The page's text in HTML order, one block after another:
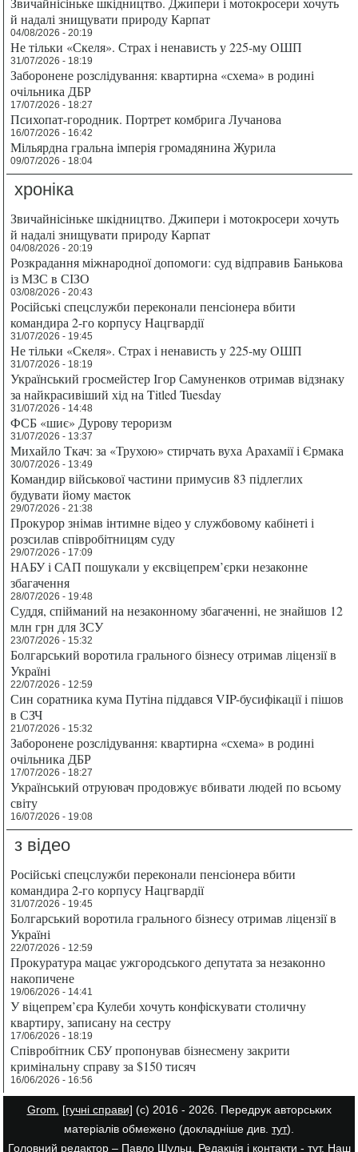
й надалі знищувати природу Карпат
04/08/2026 - 20:19
Не тільки «Скеля». Страх і ненависть у 225-му ОШП
31/07/2026 - 18:19
Заборонене розслідування: квартирна «схема» в родині
очільника ДБР
17/07/2026 - 18:27
Психопат-городник. Портрет комбрига Лучанова
16/07/2026 - 16:42
Мільярдна гральна імперія громадянина Журила
09/07/2026 - 18:04
хроніка
Звичайнісіньке шкідництво. Джипери і мотокросери хочуть
й надалі знищувати природу Карпат
04/08/2026 - 20:19
Розкрадання міжнародної допомоги: суд відправив Банькова
із МЗС в СІЗО
03/08/2026 - 20:43
Російські спецслужби переконали пенсіонера вбити
командира 2-го корпусу Нацгвардії
31/07/2026 - 19:45
Не тільки «Скеля». Страх і ненависть у 225-му ОШП
31/07/2026 - 18:19
Український гросмейстер Ігор Самуненков отримав відзнаку
за найкрасивіший хід на Titled Tuesday
31/07/2026 - 14:48
ФСБ «шиє» Дурову тероризм
31/07/2026 - 13:37
Михайло Ткач: за «Трухою» стирчать вуха Арахамії і Єрмака
30/07/2026 - 13:49
Командир військової частини примусив 83 підлеглих
будувати йому маєток
29/07/2026 - 21:38
Прокурор знімав інтимне відео у службовому кабінеті і
розсилав співробітницям суду
29/07/2026 - 17:09
НАБУ і САП пошукали у ексвіцепрем’єрки незаконне
збагачення
28/07/2026 - 19:48
Суддя, спійманий на незаконному збагаченні, не знайшов 12
млн грн для ЗСУ
23/07/2026 - 15:32
Болгарський воротила грального бізнесу отримав ліцензії в
Україні
22/07/2026 - 12:59
Син соратника кума Путіна піддався VIP-бусифікації і пішов
в СЗЧ
21/07/2026 - 15:32
Заборонене розслідування: квартирна «схема» в родині
очільника ДБР
17/07/2026 - 18:27
Український отруювач продовжує вбивати людей по всьому
світу
16/07/2026 - 19:08
з відео
Російські спецслужби переконали пенсіонера вбити
командира 2-го корпусу Нацгвардії
31/07/2026 - 19:45
Болгарський воротила грального бізнесу отримав ліцензії в
Україні
22/07/2026 - 12:59
Прокуратура мацає ужгородського депутата за незаконно
накопичене
19/06/2026 - 14:41
У віцепрем’єра Кулеби хочуть конфіскувати столичну
квартиру, записану на сестру
17/06/2026 - 18:19
Співробітник СБУ пропонував бізнесмену закрити
кримінальну справу за $150 тисяч
16/06/2026 - 16:56
Grom. [гучні справи] (с) 2016 - 2026. Передрук авторських
матеріалів обмежено (докладніше див. тут).
Головний редактор – Павло Шульц. Редакція і контакти - тут. Наш